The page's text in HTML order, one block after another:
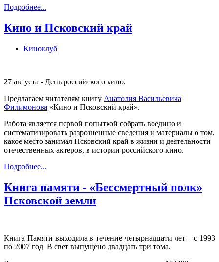
Подробнее...
Кино и Псковский край
Киноклуб
27 августа - День российского кино.
Предлагаем читателям книгу Анатолия Васильевича
Филимонова «Кино и Псковский край».
Работа является первой попыткой собрать воедино и
систематизировать разрозненные сведения и материалы о том,
какое место занимал Псковский край в жизни и деятельности
отечественных актеров, в истории российского кино.
Подробнее...
Книга памяти - «Бессмертный полк»
Псковской земли
Книга Памяти выходила в течение четырнадцати лет – с 1993
по 2007 год. В свет выпущено двадцать три тома.